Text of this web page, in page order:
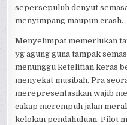
sepersepuluh denyut
menyimpang maupun crash.
Menyelimpat memerlukan
yg agung guna tampak
menunggu ketelitian keras
menyekat musibah. Pra
merepresentasikan wajib
cakap merempuh jalan
kelokan pendahuluan. Pilot